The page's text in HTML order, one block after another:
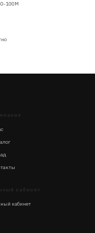
100M
кабинет
кабинет